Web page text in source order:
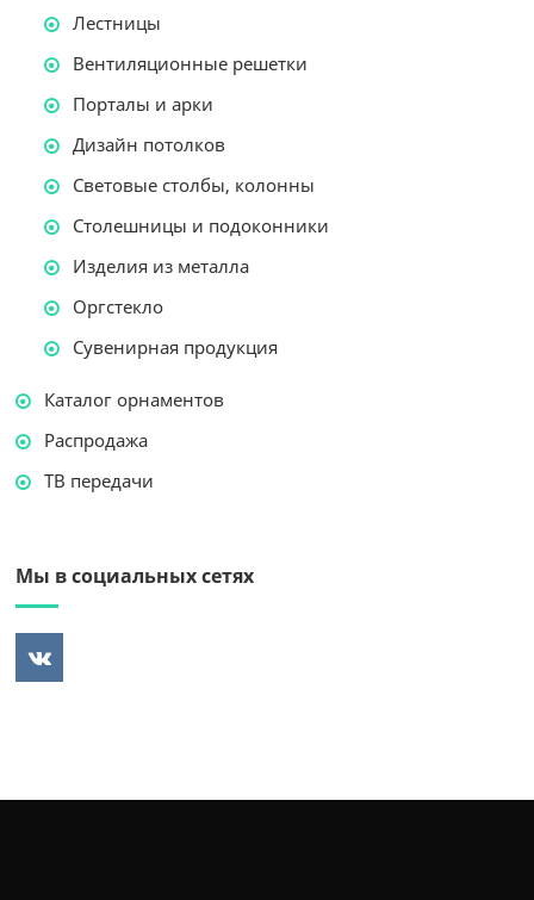
Лестницы
Вентиляционные решетки
Порталы и арки
Дизайн потолков
Световые столбы, колонны
Столешницы и подоконники
Изделия из металла
Оргстекло
Сувенирная продукция
Каталог орнаментов
Распродажа
ТВ передачи
Мы в социальных сетях